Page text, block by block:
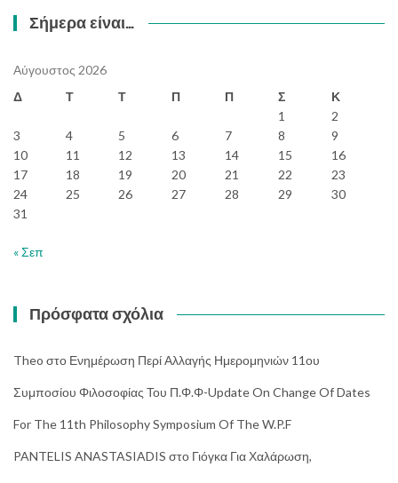
Σήμερα είναι…
Αύγουστος 2026
Δ
Τ Τ Π Π Σ
Κ
1
2
3
4 5 6 7 8
9
10
11 12 13 14 15
16
17
18 19 20 21 22
23
24
25 26 27 28 29
30
31
« Σεπ
Πρόσφατα σχόλια
Theo στο Ενημέρωση Περί Αλλαγής Ημερομηνιών 11ου
Συμποσίου Φιλοσοφίας Του Π.Φ.Φ-Update On Change Of Dates
For The 11th Philosophy Symposium Of The W.P.F
PANTELIS ANASTASIADIS στο Γιόγκα Για Χαλάρωση,